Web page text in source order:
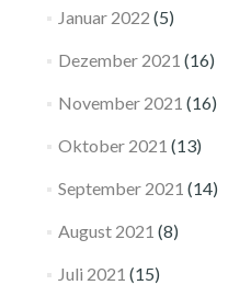
Januar 2022 (5)
Dezember 2021 (16)
November 2021 (16)
Oktober 2021 (13)
September 2021 (14)
August 2021 (8)
Juli 2021 (15)